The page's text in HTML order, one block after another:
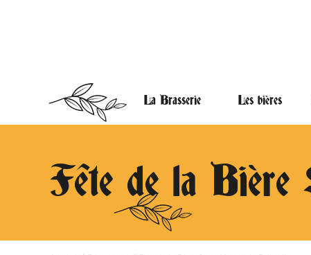
La Brasserie Les bières
Fête de la Bière